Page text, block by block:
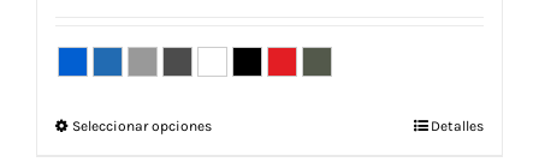
Seleccionar opcionesEste
Detalles